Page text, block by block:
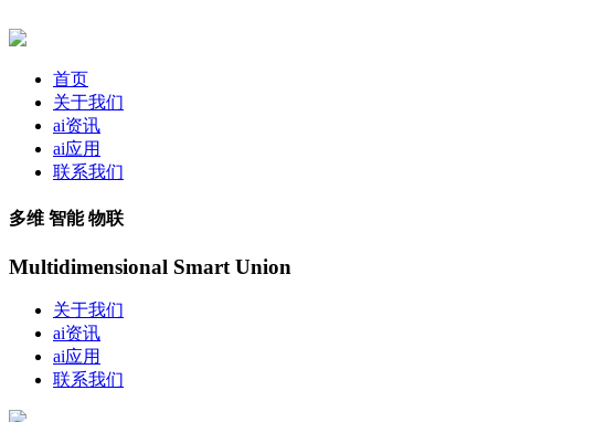
首页
关于我们
ai资讯
ai应用
联系我们
多维 智能 物联
Multidimensional Smart Union
关于我们
ai资讯
ai应用
联系我们